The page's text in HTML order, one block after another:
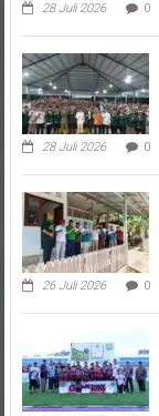
28 Juli 2026 0
28 Juli 2026 0
26 Juli 2026 0